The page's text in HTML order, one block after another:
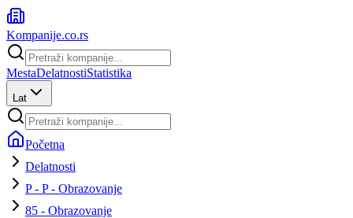
Kompanije.co.rs
MestaDelatnostiStatistika
Lat
Početna
Delatnosti
P - P - Obrazovanje
85 - Obrazovanje